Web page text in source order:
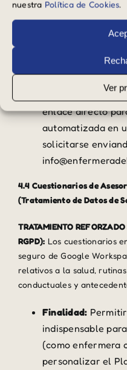
nuestra Política de Cookies.
Ver
su baja. En ese
de infracciones
físico definitivo.
Mecanismo de
enlace directo
automatizada en
solicitarse
4.4 Cuestionarios de
(Tratamiento de Datos de
TRATAMIENTO
RGPD): Los cuestionarios
seguro de Google
relativos a la salud,
conductuales y
Finalidad:
indispensable
(como enfermera
personalizar el